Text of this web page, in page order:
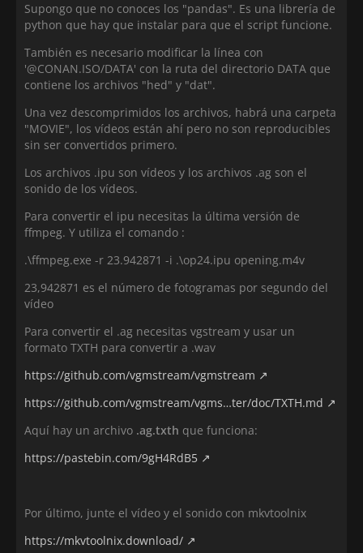
Supongo que no conoces los "pandas". Es una librería de
python que hay que instalar para que el script funcione.
También es necesario modificar la línea con
'@CONAN.ISO/DATA' con la ruta del directorio DATA que
contiene los archivos "hed" y "dat".
Una vez descomprimidos los archivos, habrá una carpeta
"MOVIE", los vídeos están ahí pero no son reproducibles
sin ser convertidos primero.
Los archivos .ipu son vídeos y los archivos .ag son el
sonido de los vídeos.
Para convertir el ipu necesitas la última versión de
ffmpeg. Y utiliza el comando :
.\ffmpeg.exe -r 23.942871 -i .\op24.ipu opening.m4v
23,942871 es el número de fotogramas por segundo del
vídeo
Para convertir el .ag necesitas vgstream y usar un
formato TXTH para convertir a .wav
https://github.com/vgmstream/vgmstream
https://github.com/vgmstream/vgms…ter/doc/TXTH.md
Aquí hay un archivo .ag.txth que funciona:
https://pastebin.com/9gH4RdB5
Por último, junte el vídeo y el sonido con mkvtoolnix
https://mkvtoolnix.download/